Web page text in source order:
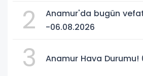
2
Anamur'da bugün
-06.08.2026
3 Anamur Hava Durumu!